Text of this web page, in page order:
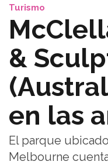
Turismo
&
en las
El parque
Melbourne